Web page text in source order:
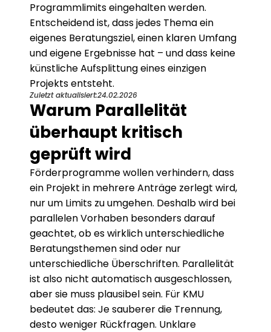
Programmlimits eingehalten werden.
Entscheidend ist, dass jedes Thema ein
eigenes Beratungsziel, einen klaren Umfang
und eigene Ergebnisse hat – und dass keine
künstliche Aufsplittung eines einzigen
Projekts entsteht.
Zuletzt aktualisiert:24.02.2026
Warum Parallelität
überhaupt kritisch
geprüft wird
Förderprogramme wollen verhindern, dass
ein Projekt in mehrere Anträge zerlegt wird,
nur um Limits zu umgehen. Deshalb wird bei
parallelen Vorhaben besonders darauf
geachtet, ob es wirklich unterschiedliche
Beratungsthemen sind oder nur
unterschiedliche Überschriften. Parallelität
ist also nicht automatisch ausgeschlossen,
aber sie muss plausibel sein. Für KMU
bedeutet das: Je sauberer die Trennung,
desto weniger Rückfragen. Unklare